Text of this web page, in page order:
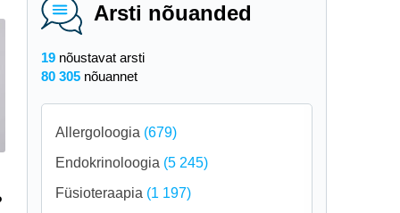
Arsti nõuanded
19 nõustavat arsti
80 305 nõuannet
Allergoloogia (679)
Endokrinoloogia (5 245)
Füsioteraapia (1 197)